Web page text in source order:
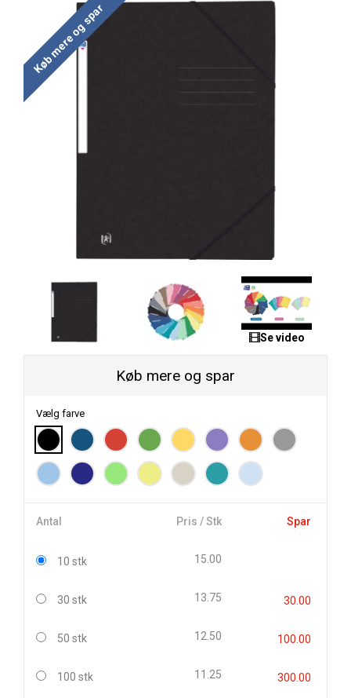
Køb mere og spar
Se video
Køb mere og spar
Vælg farve
Antal Pris / Stk Spar
10 stk 15.00
30 stk 13.75 30.00
50 stk 12.50 100.00
100 stk 11.25 300.00